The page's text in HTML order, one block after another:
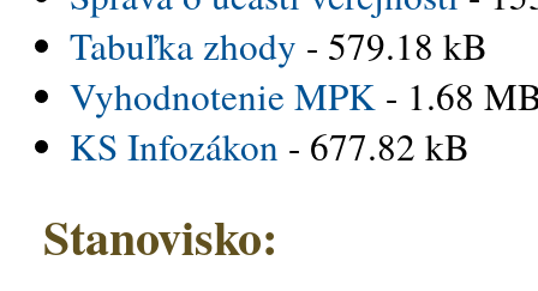
Tabuľka zhody - 579.18 kB
Vyhodnotenie MPK - 1.68
KS Infozákon - 677.82 kB
Stanovisko: